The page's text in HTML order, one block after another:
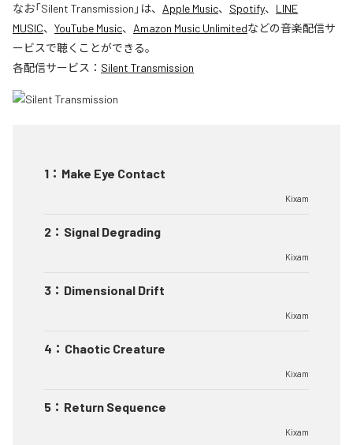
なお「Silent Transmission 」は、 Apple Music、 Spotify、 LINE
MUSIC、 YouTube Music、 Amazon Music Unlimitedなどの音楽配信サ
ービスで聴くことができる。
各配信サービス： Silent Transmission
1 ： Make Eye Contact
Kixam
2 ： Signal Degrading
Kixam
3 ： Dimensional Drift
Kixam
4 ： Chaotic Creature
Kixam
5 ： Return Sequence
Kixam